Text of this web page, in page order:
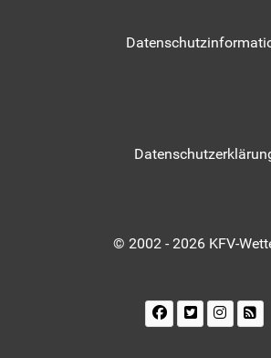
© 2002 - 2026 KFV-